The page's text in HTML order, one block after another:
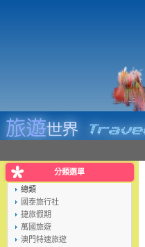
分類選單
總類
國泰旅行社
捷旅假期
萬國旅遊
澳門特速旅遊